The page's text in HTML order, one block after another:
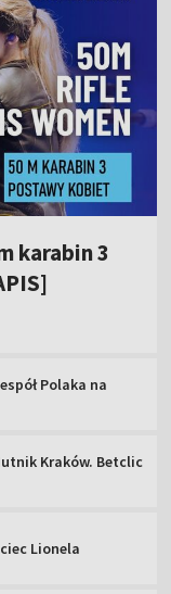
karabin 3
Polaka na
Kraków. Betclic
Lionela